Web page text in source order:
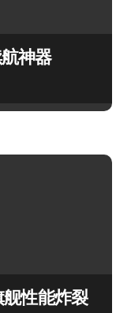
神器
性能炸裂